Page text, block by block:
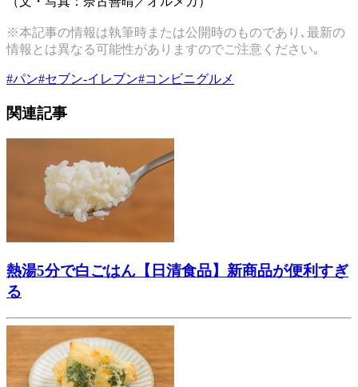
※本記事の情報は執筆時または公開時のものであり､最新の
情報とは異なる可能性がありますのでご注意ください｡
#パン#セブン-イレブン#コンビニグルメ
関連記事
熱湯5分で白ごはん【日清食品】新商品が便利すぎ
る